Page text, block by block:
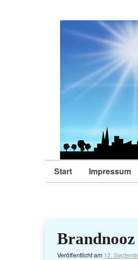
Start Impressum
Veröffentlicht am 12.